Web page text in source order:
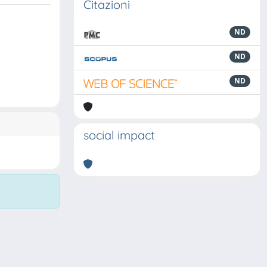
Citazioni
ND
ND
ND
social impact